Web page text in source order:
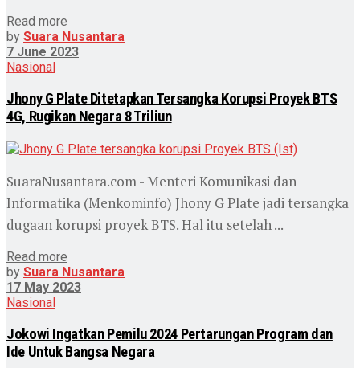
Read more
by Suara Nusantara
7 June 2023
Nasional
Jhony G Plate Ditetapkan Tersangka Korupsi Proyek BTS
4G, Rugikan Negara 8 Triliun
SuaraNusantara.com - Menteri Komunikasi dan
Informatika (Menkominfo) Jhony G Plate jadi tersangka
dugaan korupsi proyek BTS. Hal itu setelah ...
Read more
by Suara Nusantara
17 May 2023
Nasional
Jokowi Ingatkan Pemilu 2024 Pertarungan Program dan
Ide Untuk Bangsa Negara